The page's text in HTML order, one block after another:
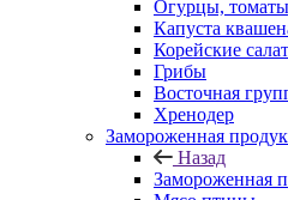
Огурцы,
Капуста
Корейские
Грибы
Восточная
Хренодер
Замороженная
Назад
Замороженная